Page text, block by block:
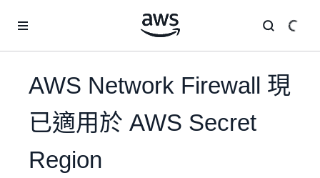
AWS Network Firewall 現
已適用於 AWS Secret
Region